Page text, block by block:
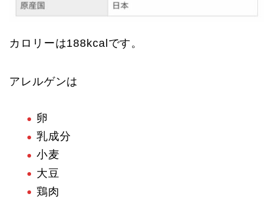
カロリーは188kcalです。
アレルゲンは
卵
乳成分
小麦
大豆
鶏肉